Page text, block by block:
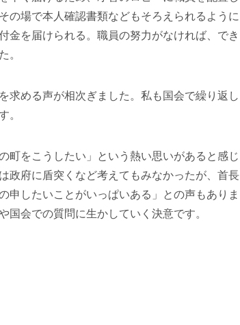
の場で本人確認書類などもそろえられるように
金を届けられる。職員の努力がなければ、でき
。
める声が相次ぎました。私も国会で繰り返し
。
をこうしたい」という熱い思いがあると感じ
政府に盾突くなど考えてもみなかったが、首長
申したいことがいっぱいある」との声もありま
国会での質問に生かしていく決意です。